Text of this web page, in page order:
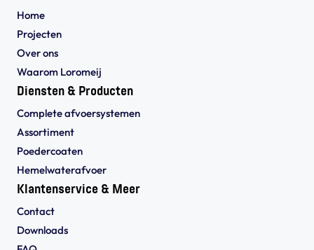
Home
Projecten
Over ons
Waarom Loromeij
Diensten & Producten
Complete afvoersystemen
Assortiment
Poedercoaten
Hemelwaterafvoer
Klantenservice & Meer
Contact
Downloads